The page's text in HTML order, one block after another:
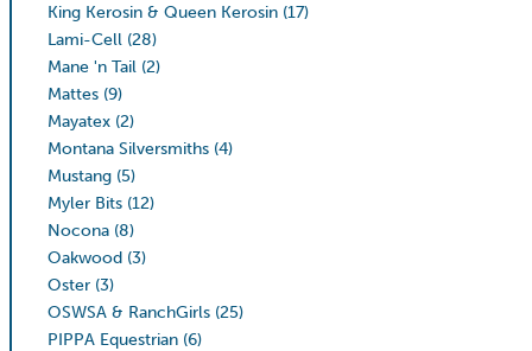
King Kerosin & Queen Kerosin (17)
Lami-Cell (28)
Mane 'n Tail (2)
Mattes (9)
Mayatex (2)
Montana Silversmiths (4)
Mustang (5)
Myler Bits (12)
Nocona (8)
Oakwood (3)
Oster (3)
OSWSA & RanchGirls (25)
PIPPA Equestrian (6)